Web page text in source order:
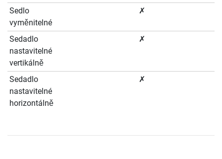
Sedlo
vyměnitelné
✗
Sedadlo
nastavitelné
vertikálně
✗
Sedadlo
nastavitelné
horizontálně
✗